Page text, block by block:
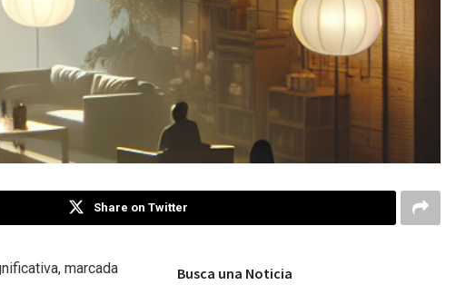
Share on Twitter
marcada
Busca una Noticia